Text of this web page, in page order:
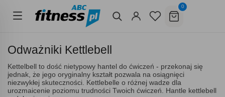
0
Odważniki Kettlebell
Kettelbell to dość nietypowy hantel do ćwiczeń - przekonaj się
jednak, że jego oryginalny kształt pozwala na osiągnięci
niezwykłej skuteczności. Kettlebelle o różnej wadze dla
urozmaicenie poziomu trudności Twoich ćwiczeń. Hantle kettlebell